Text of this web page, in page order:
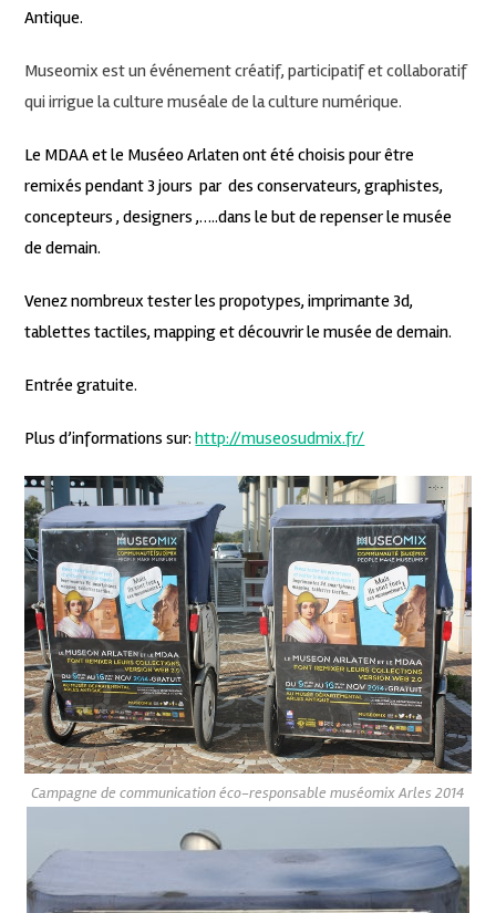
Antique.
Museomix est un événement créatif, participatif et collaboratif
qui irrigue la culture muséale de la culture numérique.
Le MDAA et le Muséeo Arlaten ont été choisis pour être
remixés pendant 3 jours par des conservateurs, graphistes,
concepteurs , designers ,…..dans le but de repenser le musée
de demain.
Venez nombreux tester les propotypes, imprimante 3d,
tablettes tactiles, mapping et découvrir le musée de demain.
Entrée gratuite.
Plus d’informations sur:http://museosudmix.fr/
Campagne de communication éco-responsable muséomix Arles 2014